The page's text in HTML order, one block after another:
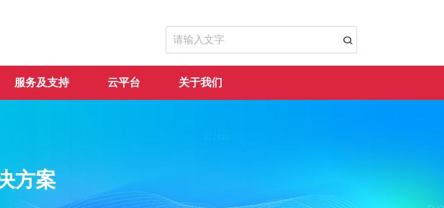
服务及支持 云平台 关于我们
方案